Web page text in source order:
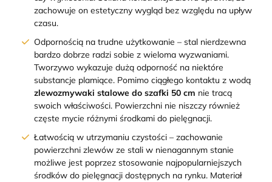
zachowuje on estetyczny wygląd bez względu na upływ
czasu.
Odpornością na trudne użytkowanie – stal nierdzewna
bardzo dobrze radzi sobie z wieloma wyzwaniami.
Tworzywo wykazuje dużą odporność na niektóre
substancje plamiące. Pomimo ciągłego kontaktu z wodą
zlewozmywaki stalowe do szafki 50 cm nie tracą
swoich właściwości. Powierzchni nie niszczy również
częste mycie różnymi środkami do pielęgnacji.
Łatwością w utrzymaniu czystości – zachowanie
powierzchni zlewów ze stali w nienagannym stanie
możliwe jest poprzez stosowanie najpopularniejszych
środków do pielęgnacji dostępnych na rynku. Materiał